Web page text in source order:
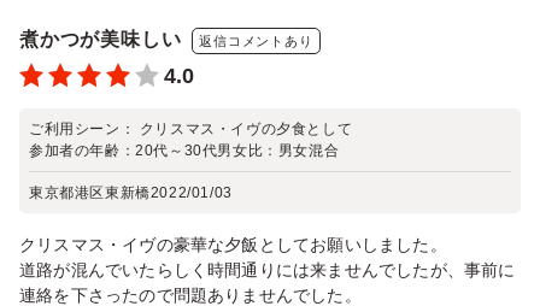
煮かつが美味しい 返信コメントあり
4.0
ご利用シーン： クリスマス・イヴの夕食として
参加者の年齢：20代～30代男女比： 男女混合
東京都港区東新橋2022/01/03
クリスマス・イヴの豪華な夕飯としてお願いしました。
道路が混んでいたらしく時間通りには来ませんでしたが、事前に
連絡を下さったので問題ありませんでした。